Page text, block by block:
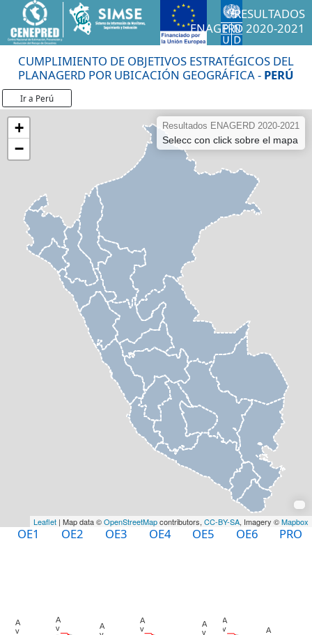
RESULTADOS
ENAGERD 2020-2021
CUMPLIMIENTO DE OBJETIVOS ESTRATÉGICOS DEL
PLANAGERD POR UBICACIÓN GEOGRÁFICA - PERÚ
Ir a Perú
+
−
Resultados ENAGERD 2020-2021
Selecc con click sobre el mapa
Leaflet | Map data ©OpenStreetMapcontributors, CC-BY-SA, Imagery ©Mapbox
OE1 OE2 OE3 OE4 OE5 OE6 PRO